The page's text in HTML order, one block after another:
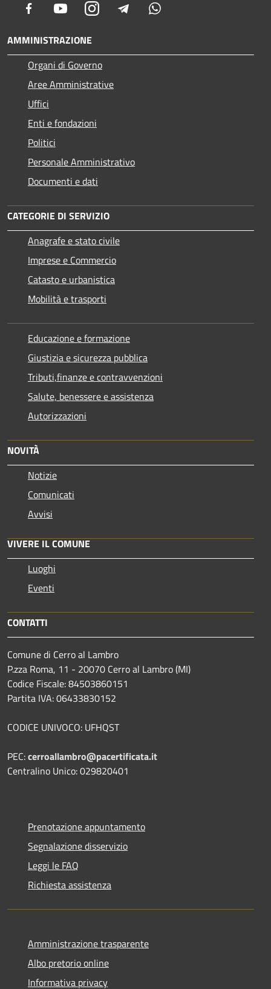
Facebook YoutubeInstagram Telegram
AMMINISTRAZIONE
Organi di Governo
Aree Amministrative
Uffici
Enti e fondazioni
Politici
Personale Amministrativo
Documenti e dati
CATEGORIE DI SERVIZIO
Anagrafe e stato civile
Imprese e Commercio
Catasto e urbanistica
Mobilità e trasporti
Educazione e formazione
Giustizia e sicurezza pubblica
Tributi,finanze e contravvenzioni
Salute, benessere e assistenza
Autorizzazioni
NOVITÀ
Notizie
Comunicati
Avvisi
VIVERE IL COMUNE
Luoghi
Eventi
CONTATTI
Comune di Cerro al Lambro
P.zza Roma, 11 - 20070 Cerro al Lambro (MI)
Codice Fiscale: 84503860151
Partita IVA: 06433830152
CODICE UNIVOCO: UFHQST
PEC:cerroallambro@pacertificata.it
Centralino Unico: 029820401
Prenotazione appuntamento
Segnalazione disservizio
Leggi le FAQ
Richiesta assistenza
Amministrazione trasparente
Albo pretorio online
Informativa privacy